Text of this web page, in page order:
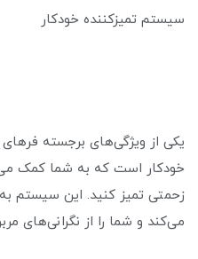
سیستم تمیزکننده خودکار
یکی از ویژگی‌های برجسته فرهای
خودکار است که به شما کمک
زحمتی تمیز کنید. این سیستم
می‌کند و شما را از نگرانی‌های